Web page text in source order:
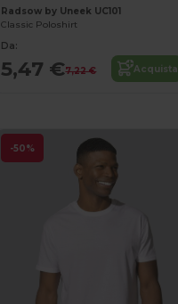
Radsow by Uneek UC101
Classic Poloshirt
Da:
5,47 €7,22 € Acquista
-50%